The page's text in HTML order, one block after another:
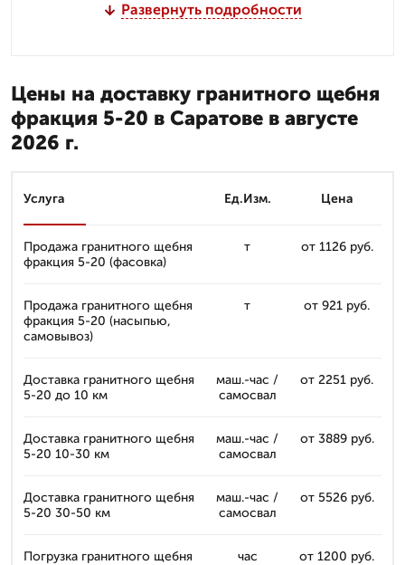
Развернуть подробности
Цены на доставку гранитного щебня
фракция 5-20 в Саратове в августе
2026 г.
Услуга Ед.Изм. Цена
Продажа гранитного щебня
фракция 5-20 (фасовка)
т от 1126 руб.
Продажа гранитного щебня
фракция 5-20 (насыпью,
самовывоз)
т от 921 руб.
Доставка гранитного щебня
5-20 до 10 км
маш.-час /
самосвал
от 2251 руб.
Доставка гранитного щебня
5-20 10-30 км
маш.-час /
самосвал
от 3889 руб.
Доставка гранитного щебня
5-20 30-50 км
маш.-час /
самосвал
от 5526 руб.
Погрузка гранитного щебня
час от 1200 руб.